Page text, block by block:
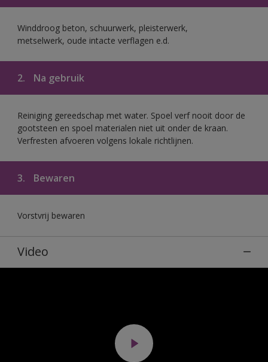
Winddroog beton, schuurwerk, pleisterwerk,
metselwerk, oude intacte verflagen e.d.
2. Na gebruik
Reiniging gereedschap met water. Spoel verf nooit door de
gootsteen en spoel materialen niet uit onder de kraan.
Verfresten afvoeren volgens lokale richtlijnen.
3. Bewaren
Vorstvrij bewaren
Video